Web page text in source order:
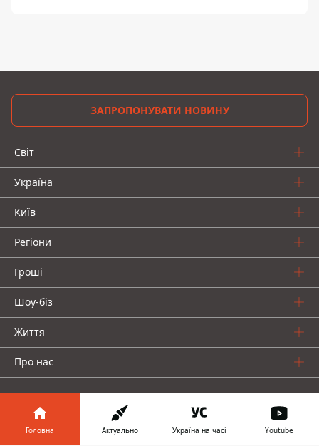
ЗАПРОПОНУВАТИ НОВИНУ
Світ
Україна
Київ
Регіони
Гроші
Шоу-біз
Життя
Про нас
Головна Актуально Україна на часі Youtube